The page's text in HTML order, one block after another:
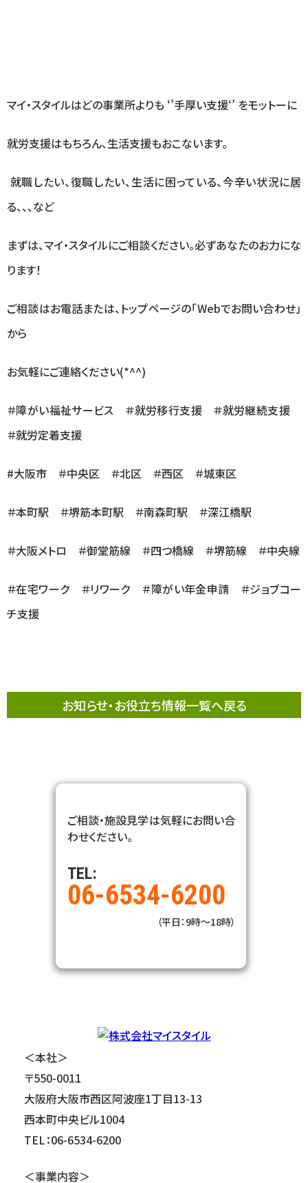
マイ・スタイルはどの事業所よりも ‘’手厚い支援‘’ をモットーに
就労支援はもちろん、生活支援もおこないます。
就職したい、復職したい、生活に困っている、今辛い状況に居
る、、、など
まずは、マイ・スタイルにご相談ください。必ずあなたのお力にな
ります！
ご相談はお電話または、トップページの「Webでお問い合わせ」
から
お気軽にご連絡ください(*^^)
＃障がい福祉サービス ＃就労移行支援 ＃就労継続支援
＃就労定着支援
#大阪市 ＃中央区 ＃北区 ＃西区 ＃城東区
＃本町駅 ＃堺筋本町駅 ＃南森町駅 ＃深江橋駅
＃大阪メトロ ＃御堂筋線 ＃四つ橋線 ＃堺筋線 ＃中央線
＃在宅ワーク ＃リワーク ＃障がい年金申請 ＃ジョブコー
チ支援
お知らせ・お役立ち情報一覧へ戻る
ご相談・施設見学は気軽にお問い合
わせください。
TEL:
06-6534-6200
（平日：9時～18時）
＜本社＞
〒550-0011
大阪府大阪市西区阿波座1丁目13-13
西本町中央ビル1004
TEL：06-6534-6200
＜事業内容＞